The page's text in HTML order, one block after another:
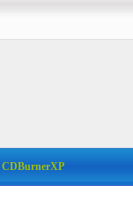
CDBurnerXP